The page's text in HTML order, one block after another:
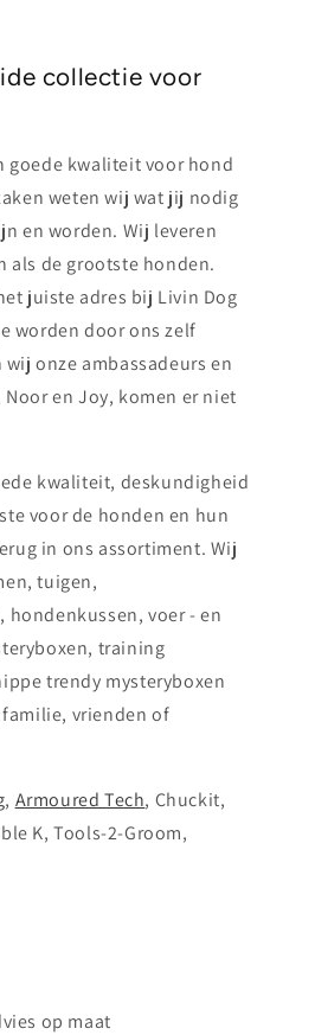
collectie voor
goede kwaliteit voor hond
weten wij wat jij nodig
en worden. Wij leveren
als de grootste honden.
juiste adres bij Livin Dog
worden door ons zelf
onze ambassadeurs en
en Joy, komen er niet
kwaliteit, deskundigheid
voor de honden en hun
in ons assortiment. Wij
tuigen,
voer - en
training
trendy mysteryboxen
vrienden of
, Armoured Tech, Chuckit,
K, Tools-2-Groom,
op maat